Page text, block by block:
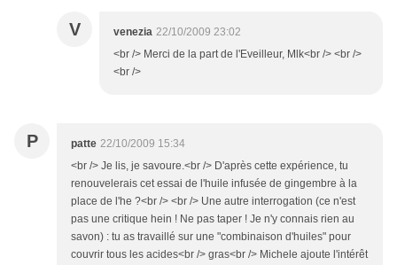
V venezia 22/10/2009 23:02
<br /> Merci de la part de l'Eveilleur, Mlk<br /> <br />
<br />
P patte 22/10/2009 15:34
<br /> Je lis, je savoure.<br /> D'après cette expérience, tu
renouvelerais cet essai de l'huile infusée de gingembre à la
place de l'he ?<br /> <br /> Une autre interrogation (ce n'est
pas une critique hein ! Ne pas taper ! Je n'y connais rien au
savon) : tu as travaillé sur une "combinaison d'huiles" pour
couvrir tous les acides<br /> gras<br /> Michele ajoute l'intérêt